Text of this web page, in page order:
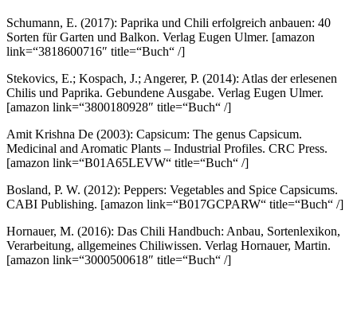
Schumann, E. (2017): Paprika und Chili erfolgreich anbauen: 40
Sorten für Garten und Balkon. Verlag Eugen Ulmer. [amazon
link=“3818600716″ title=“Buch“ /]
Stekovics, E.; Kospach, J.; Angerer, P. (2014): Atlas der erlesenen
Chilis und Paprika. Gebundene Ausgabe. Verlag Eugen Ulmer.
[amazon link=“3800180928″ title=“Buch“ /]
Amit Krishna De (2003): Capsicum: The genus Capsicum.
Medicinal and Aromatic Plants – Industrial Profiles. CRC Press.
[amazon link=“B01A65LEVW“ title=“Buch“ /]
Bosland, P. W. (2012): Peppers: Vegetables and Spice Capsicums.
CABI Publishing. [amazon link=“B017GCPARW“ title=“Buch“ /]
Hornauer, M. (2016): Das Chili Handbuch: Anbau, Sortenlexikon,
Verarbeitung, allgemeines Chiliwissen. Verlag Hornauer, Martin.
[amazon link=“3000500618″ title=“Buch“ /]